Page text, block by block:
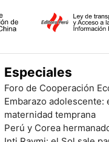
Especiales
Foro de Cooperación
Embarazo adolescente:
maternidad temprana
Perú y Corea